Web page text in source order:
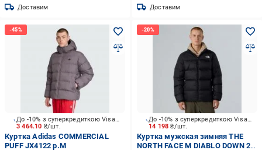
Доставим Доставим
3 464.10 ₴/шт.
До -10% з суперкредиткою Visa Вигода
Куртка Adidas COMMERCIAL
PUFF JX4122 р.M
14 198₴/шт.
До -10% з суперкредиткою Visa Вигода
Куртка мужская зимняя THE
NORTH FACE M DIABLO DOWN 2.0